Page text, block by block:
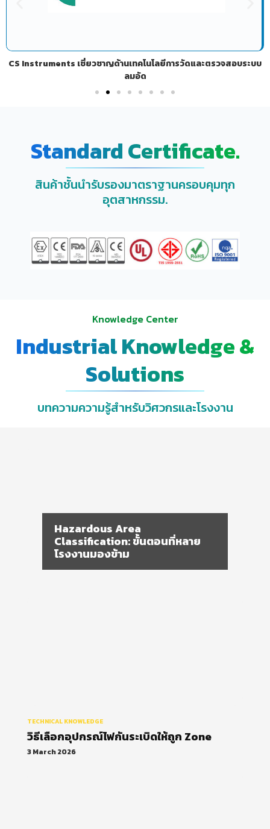
CS Instruments เชี่ยวชาญด้านเทคโนโลยีการวัดและตรวจสอบระบบ
ลมอัด
Standard Certificate.
สินค้าชั้นนำรับรองมาตราฐานครอบคุมทุก
อุตสาหกรรม.
Knowledge Center
Industrial Knowledge &
Solutions
บทความความรู้สำหรับวิศวกรและโรงงาน
วิธีเลือกอุปกรณ์ไฟกันระเบิดให้ถูก
Zone
TECHNICAL KNOWLEDGE
วิธีเลือกอุปกรณ์ไฟกันระเบิดให้ถูก Zone
3 March 2026